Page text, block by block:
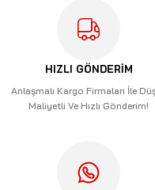
Ürün resmi kalitesiz,
Ürün açıklamasında eksik
Ürün bilgilerinde hatalar
Ürün fiyatı diğer
HIZLI GÖNDERİM
Anlaşmalı Kargo Firmaları İle
Maliyetli Ve Hızlı Gönderim!